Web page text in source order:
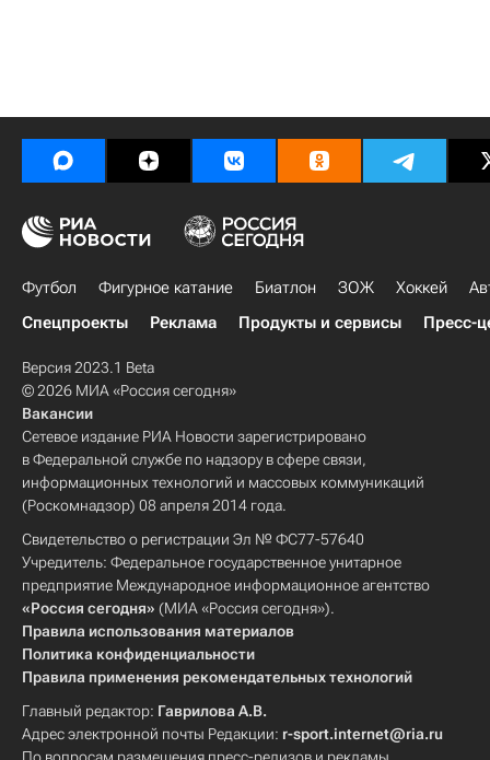
Футбол Фигурное катание Биатлон ЗОЖ Хоккей
Спецпроекты
Реклама Продукты и сервисы Пресс-
Версия 2023.1 Beta
© 2026 МИА «Россия сегодня»
Вакансии
Сетевое издание РИА Новости зарегистрировано
в Федеральной службе по надзору в сфере связи,
информационных технологий и массовых коммуникаций
(Роскомнадзор) 08 апреля 2014 года.
Свидетельство о регистрации Эл № ФС77-57640
Учредитель: Федеральное государственное унитарное
предприятие Международное информационное агентство
«Россия сегодня» (МИА «Россия сегодня»).
Правила использования материалов
Политика конфиденциальности
Правила применения рекомендательных технологий
Главный редактор: Гаврилова А.В.
Адрес электронной почты Редакции: r-sport.internet@ria.ru